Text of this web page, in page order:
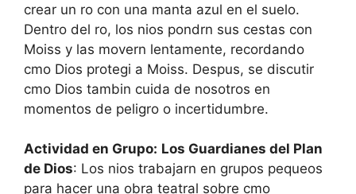
crear un ro con una manta azul en el suelo.
Dentro del ro, los nios pondrn sus cestas con
Moiss y las movern lentamente, recordando
cmo Dios protegi a Moiss. Despus, se discutir
cmo Dios tambin cuida de nosotros en
momentos de peligro o incertidumbre.
Actividad en Grupo: Los Guardianes del Plan
de Dios: Los nios trabajarn en grupos pequeos
para hacer una obra teatral sobre cmo